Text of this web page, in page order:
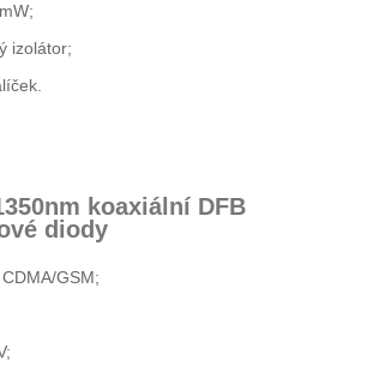
izolátor;
koaxiální DFB
diody
GSM;